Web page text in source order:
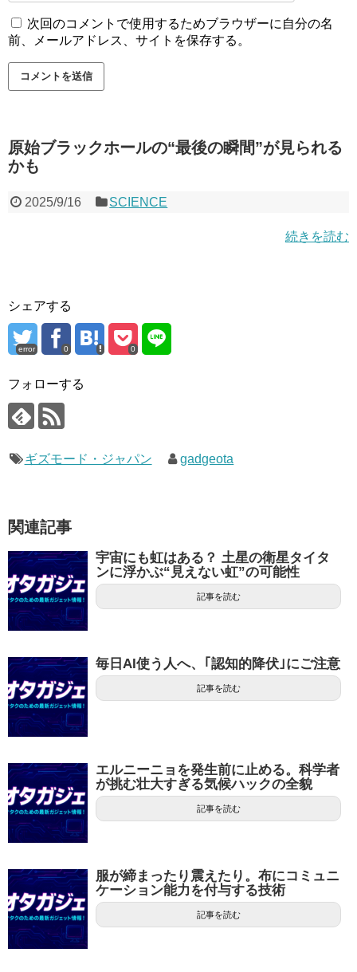
次回のコメントで使用するためブラウザーに自分の名
前、メールアドレス、サイトを保存する。
原始ブラックホールの“最後の瞬間”が見られる
かも
2025/9/16 SCIENCE
続きを読む
シェアする
error 0 0
フォローする
ギズモード・ジャパン gadgeota
関連記事
宇宙にも虹はある？ 土星の衛星タイタ
ンに浮かぶ“見えない虹”の可能性
記事を読む
毎日AI使う人へ、｢認知的降伏｣にご注意
記事を読む
エルニーニョを発生前に止める。科学者
が挑む壮大すぎる気候ハックの全貌
記事を読む
服が締まったり震えたり。布にコミュニ
ケーション能力を付与する技術
記事を読む